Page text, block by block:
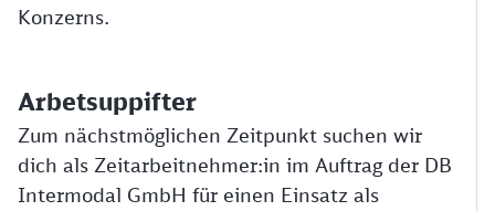
Konzerns.
Arbetsuppifter
Zum nächstmöglichen Zeitpunkt suchen wir
dich als Zeitarbeitnehmer:in im Auftrag der DB
Intermodal GmbH für einen Einsatz als